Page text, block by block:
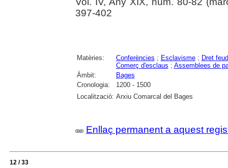
397-402
Matèries: Conferències ; Esclavisme; Dret
Comerç d'esclaus ; Assemblees de
Àmbit:
Bages
Cronologia:
1200 - 1500
Localització: Arxiu Comarcal del Bages
Enllaç permanent a aquest
12 / 33